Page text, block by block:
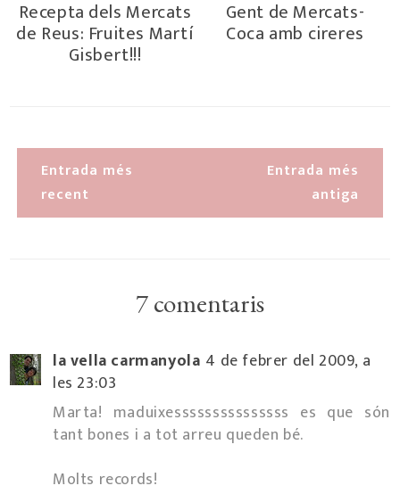
Recepta dels Mercats
de Reus: Fruites Martí
Gisbert!!!
Gent de Mercats-
Coca amb cireres
Entrada més
recent
Entrada més
antiga
7 comentaris
la vella carmanyola 4 de febrer del 2009, a
les 23:03
Marta! maduixesssssssssssssss es que són
tant bones i a tot arreu queden bé.
Molts records!